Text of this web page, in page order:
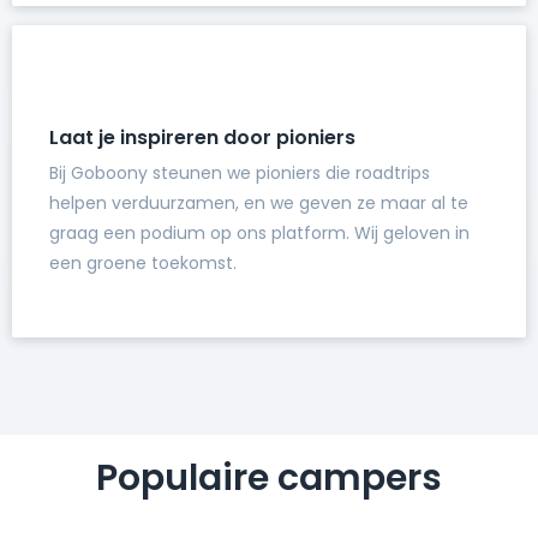
Laat je inspireren door pioniers
Bij Goboony steunen we pioniers die roadtrips
helpen verduurzamen, en we geven ze maar al te
graag een podium op ons platform. Wij geloven in
een groene toekomst.
Populaire campers